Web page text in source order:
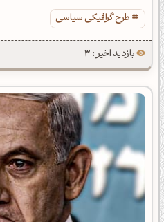
طرح گرافیکی سیاسی
بازدید اخیر : 3